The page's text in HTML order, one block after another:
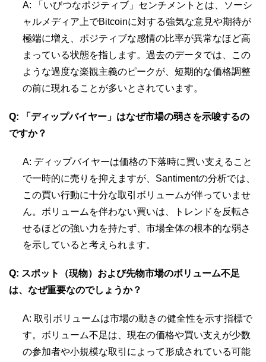
A: 「いびつなポジティブ」センチメントとは、ソーシ
ャルメディア上でBitcoinに対する強気な意見や期待が
極端に増え、ポジティブな感情の比率が異常なほど高
まっている状態を指します。過去のデータでは、この
ような過度な楽観主義のピークが、短期的な価格調整
の前に現れることが多いとされています。
Q: 「ディップバイヤー」はなぜ市場の弱さを示唆するの
ですか？
A: ディップバイヤーは価格の下落時に買い支えること
で一時的に売りを抑えますが、Santimentの分析では、
この買い行動に十分な取引ボリュームが伴っていませ
ん。ボリュームを伴わない買いは、トレンドを反転さ
せるほどの強い力を持たず、市場全体の根本的な弱さ
を示していると考えられます。
Q: スポット（現物）および先物市場のボリューム不足
は、なぜ重要なのでしょうか？
A: 取引ボリュームは市場の動きの健全性を示す指標で
す。ボリューム不足は、現在の価格や買い支えが少数
の参加者や小規模な取引によって形成されている可能